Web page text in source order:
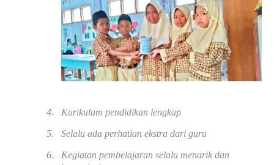
4. Kurikulum pendidikan lengkap
5. Selalu ada perhatian ekstra dari guru
6.
Kegiatan pembelajaran selalu menarik dan